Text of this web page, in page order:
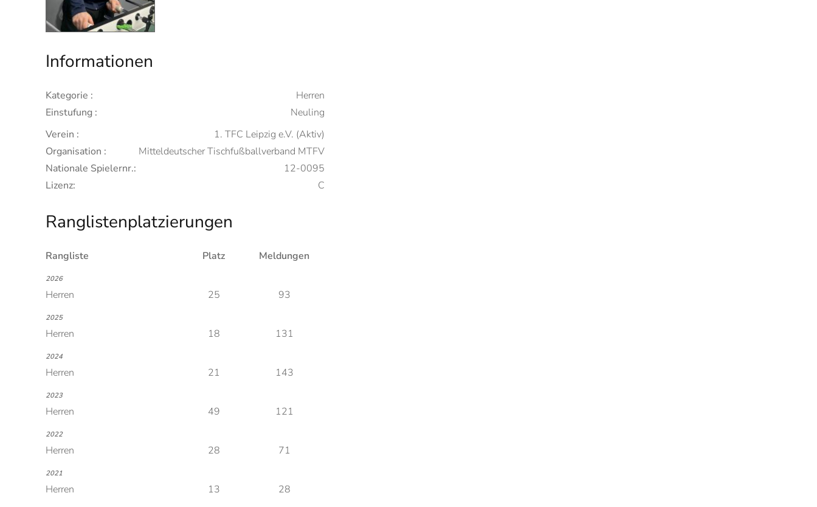
Informationen
Kategorie :
Herren
Einstufung :
Neuling
Verein :
1. TFC Leipzig e.V. (Aktiv)
Organisation :
Mitteldeutscher Tischfußballverband MTFV
Nationale Spielernr.:
12-0095
Lizenz:
C
Ranglistenplatzierungen
Rangliste Platz Meldungen
2026
Herren 25 93
2025
Herren 18 131
2024
Herren 21 143
2023
Herren 49 121
2022
Herren 28 71
2021
Herren 13 28